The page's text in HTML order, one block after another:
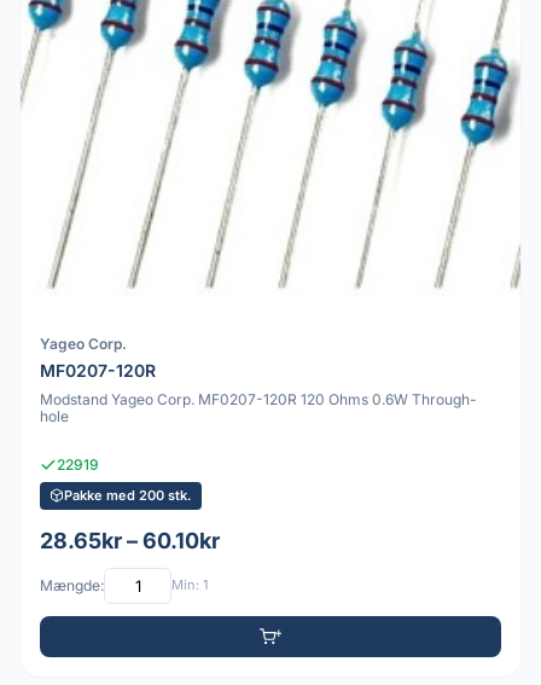
Yageo Corp.
MF0207-120R
Modstand Yageo Corp. MF0207-120R 120 Ohms 0.6W Through-
hole
22919
Pakke med 200 stk.
28.65kr – 60.10kr
Mængde: Min: 1